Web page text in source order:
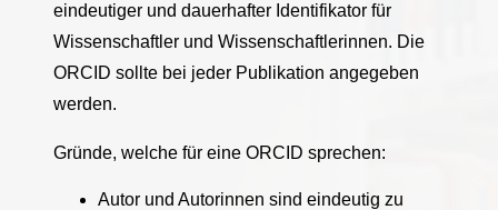
eindeutiger und dauerhafter Identifikator für
Wissenschaftler und Wissenschaftlerinnen. Die
ORCID sollte bei jeder Publikation angegeben
werden.
Gründe, welche für eine ORCID sprechen:
Autor und Autorinnen sind eindeutig zu